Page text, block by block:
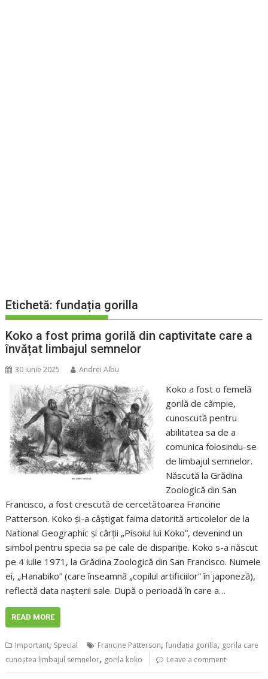
Etichetă:fundația gorilla
Koko a fost prima gorilă din captivitate care a
învățat limbajul semnelor
30 iunie 2025 Andrei Albu
Koko a fost o femelă
gorilă de câmpie,
cunoscută pentru
abilitatea sa de a
comunica folosindu-se
de limbajul semnelor.
Născută la Grădina
Zoologică din San
Francisco, a fost crescută de cercetătoarea Francine
Patterson. Koko și-a câștigat faima datorită articolelor de la
National Geographic și cărții „Pisoiul lui Koko”, devenind un
simbol pentru specia sa pe cale de dispariție. Koko s-a născut
pe 4 iulie 1971, la Grădina Zoologică din San Francisco. Numele
ei, „Hanabiko” (care înseamnă „copilul artificiilor” în japoneză),
reflectă data nașterii sale. După o perioadă în care a…
READ MORE
Important, Special Francine Patterson,fundația gorilla, gorila care
cunoștea limbajul semnelor, gorila koko Leave a comment